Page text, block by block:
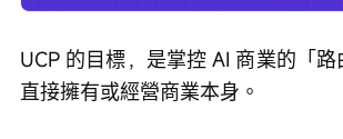
UCP 的目標，是掌控 AI 商業的「
直接擁有或經營商業本身。